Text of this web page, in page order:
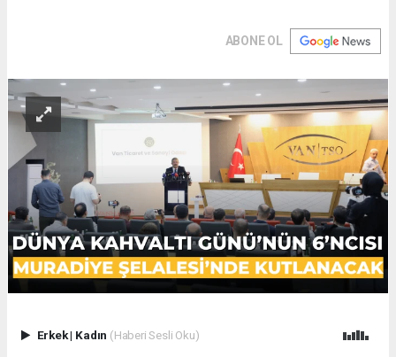
ABONE OL
Erkek| Kadın (Haberi Sesli Oku)